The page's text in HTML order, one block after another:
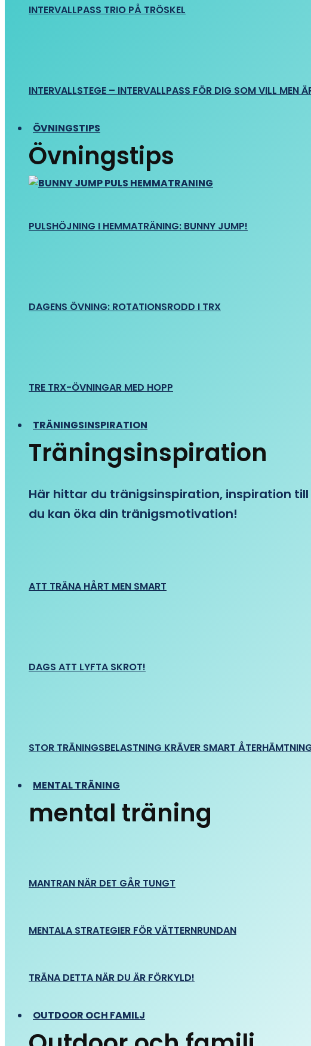
INTERVALLPASS TRIO PÅ TRÖSKEL
INTERVALLSTEGE – INTERVALLPASS FÖR DIG SOM VILL MEN
ÖVNINGSTIPS
Övningstips
PULSHÖJNING I HEMMATRÄNING: BUNNY JUMP!
DAGENS ÖVNING: ROTATIONSRODD I TRX
TRE TRX-ÖVNINGAR MED HOPP
TRÄNINGSINSPIRATION
Träningsinspiration
Här hittar du tränigsinspiration, inspiration
du kan öka din tränigsmotivation!
ATT TRÄNA HÅRT MEN SMART
DAGS ATT LYFTA SKROT!
STOR TRÄNINGSBELASTNING KRÄVER SMART
MENTAL TRÄNING
mental träning
MANTRAN NÄR DET GÅR TUNGT
MENTALA STRATEGIER FÖR VÄTTERNRUNDAN
TRÄNA DETTA NÄR DU ÄR FÖRKYLD!
OUTDOOR OCH FAMILJ